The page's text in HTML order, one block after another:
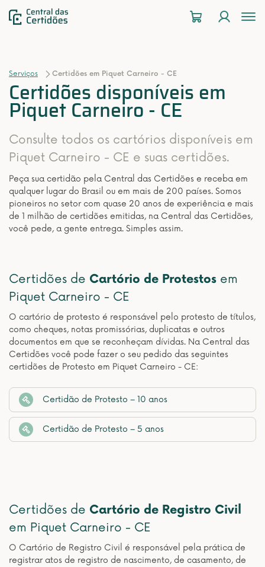
Serviços Certidões em Piquet Carneiro - CE
Certidões disponíveis em
Piquet Carneiro - CE
Consulte todos os cartórios disponíveis em
Piquet Carneiro - CE e suas certidões.
Peça sua certidão pela Central das Certidões e receba em
qualquer lugar do Brasil ou em mais de 200 países. Somos
pioneiros no setor com quase 20 anos de experiência e mais
de 1 milhão de certidões emitidas, na Central das Certidões,
você pede, a gente entrega. Simples assim.
Certidões de Cartório de Protestos em
Piquet Carneiro - CE
O cartório de protesto é responsável pelo protesto de títulos,
como cheques, notas promissórias, duplicatas e outros
documentos em que se reconheçam dívidas. Na Central das
Certidões você pode fazer o seu pedido das seguintes
certidões de Protesto em Piquet Carneiro - CE:
Certidão de Protesto – 10 anos
Certidão de Protesto – 5 anos
Certidões de Cartório de Registro Civil
em Piquet Carneiro - CE
O Cartório de Registro Civil é responsável pela prática de
registrar atos de registro de nascimento, de casamento, de